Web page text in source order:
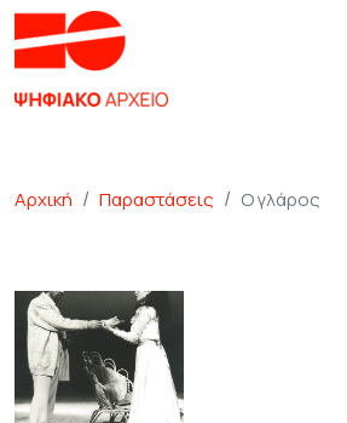
Αρχική Παραστάσεις Ο γλάρος